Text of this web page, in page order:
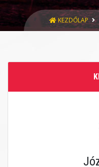
KEZDŐLAP